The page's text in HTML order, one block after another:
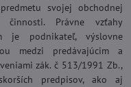
svojej obchodnej
Právne vzťahy
je podnikateľ, výslovne
medzi predávajúcim a
zák. č 513/1991 Zb.,
predpisov, ako aj